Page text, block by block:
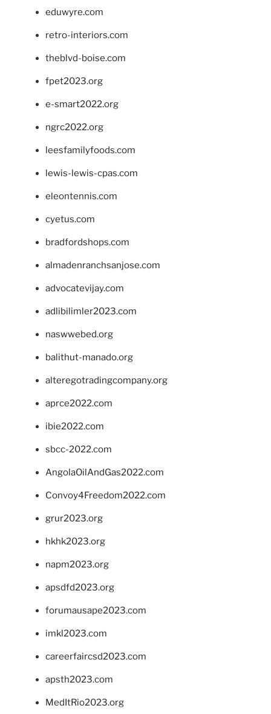
eduwyre.com
retro-interiors.com
theblvd-boise.com
fpet2023.org
e-smart2022.org
ngrc2022.org
leesfamilyfoods.com
lewis-lewis-cpas.com
eleontennis.com
cyetus.com
bradfordshops.com
almadenranchsanjose.com
advocatevijay.com
adlibilimler2023.com
naswwebed.org
balithut-manado.org
alteregotradingcompany.org
aprce2022.com
ibie2022.com
sbcc-2022.com
AngolaOilAndGas2022.com
Convoy4Freedom2022.com
grur2023.org
hkhk2023.org
napm2023.org
apsdfd2023.org
forumausape2023.com
imkl2023.com
careerfaircsd2023.com
apsth2023.com
MedItRio2023.org